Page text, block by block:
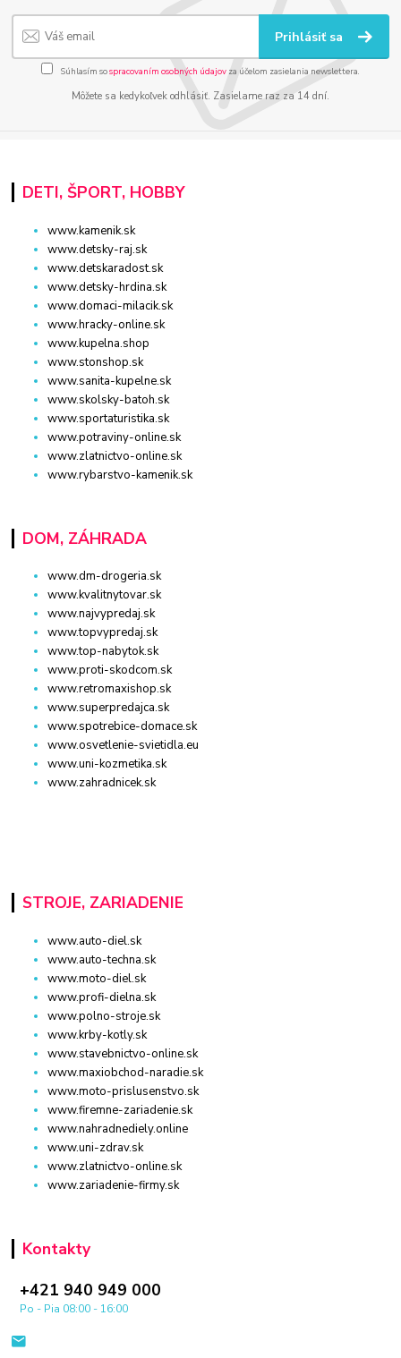
Prihlásiť sa
Súhlasím sospracovaním osobných údajov za účelom zasielania newslettera.
Môžete sa kedykoľvek odhlásiť. Zasielame raz za 14 dní.
DETI, ŠPORT, HOBBY
www.kamenik.sk
www.detsky-raj.sk
www.detskaradost.sk
www.detsky-hrdina.sk
www.domaci-milacik.sk
www.hracky-online.sk
www.kupelna.shop
www.stonshop.sk
www.sanita-kupelne.sk
www.skolsky-batoh.sk
www.sportaturistika.sk
www.potraviny-online.sk
www.zlatnictvo-online.sk
www.rybarstvo-kamenik.sk
DOM, ZÁHRADA
www.dm-drogeria.sk
www.kvalitnytovar.sk
www.najvypredaj.sk
www.topvypredaj.sk
www.top-nabytok.sk
www.proti-skodcom.sk
www.retromaxishop.sk
www.superpredajca.sk
www.spotrebice-domace.sk
www.osvetlenie-svietidla.eu
www.uni-kozmetika.sk
www.zahradnicek.sk
STROJE, ZARIADENIE
www.auto-diel.sk
www.auto-techna.sk
www.moto-diel.sk
www.profi-dielna.sk
www.polno-stroje.sk
www.krby-kotly.sk
www.stavebnictvo-online.sk
www.maxiobchod-naradie.sk
www.moto-prislusenstvo.sk
www.firemne-zariadenie.sk
www.nahradnediely.online
www.uni-zdrav.sk
www.zlatnictvo-online.sk
www.zariadenie-firmy.sk
Kontakty
+421 940 949 000
Po - Pia 08:00 - 16:00